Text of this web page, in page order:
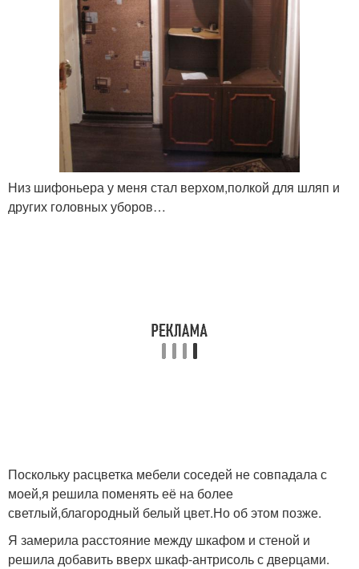
Низ шифоньера у меня стал верхом,полкой для шляп и
других головных уборов…
Поскольку расцветка мебели соседей не совпадала с
моей,я решила поменять её на более
светлый,благородный белый цвет.Но об этом позже.
Я замерила расстояние между шкафом и стеной и
решила добавить вверх шкаф-антрисоль с дверцами.